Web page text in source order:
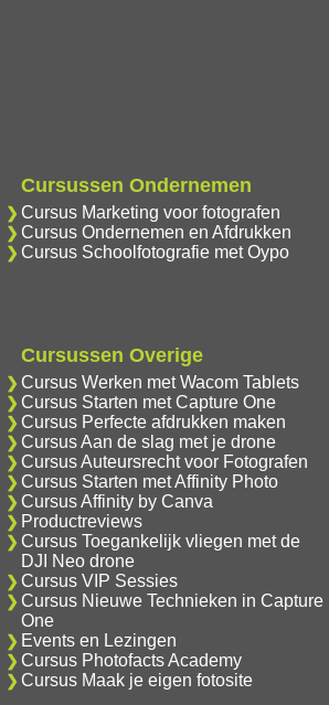
Cursussen Ondernemen
Cursus Marketing voor fotografen
Cursus Ondernemen en Afdrukken
Cursus Schoolfotografie met Oypo
Cursussen Overige
Cursus Werken met Wacom Tablets
Cursus Starten met Capture One
Cursus Perfecte afdrukken maken
Cursus Aan de slag met je drone
Cursus Auteursrecht voor Fotografen
Cursus Starten met Affinity Photo
Cursus Affinity by Canva
Productreviews
Cursus Toegankelijk vliegen met de
DJI Neo drone
Cursus VIP Sessies
Cursus Nieuwe Technieken in Capture
One
Events en Lezingen
Cursus Photofacts Academy
Cursus Maak je eigen fotosite